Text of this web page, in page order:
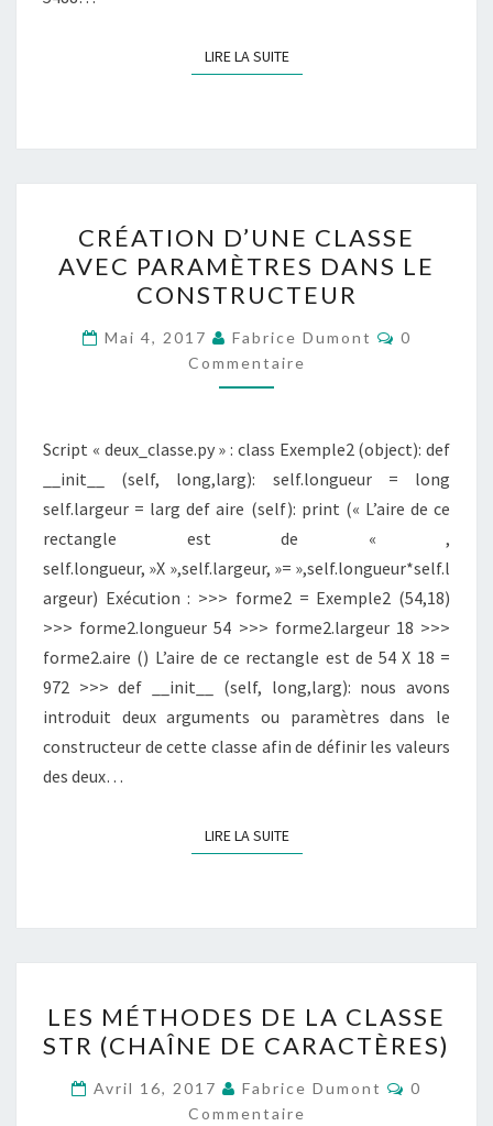
LIRE LA SUITELIRE LA SUITE
D’UNE
CLASSE
AVEC
PARAMÈTRES
DANS
LE
CRÉATION D’UNE CLASSE
AVEC PARAMÈTRES DANS LE
CONSTRUCTEUR
Mai 4, 2017 Fabrice Dumont
0
Commentaire
Script « deux_classe.py » : class Exemple2 (object): def
__init__ (self, long,larg): self.longueur = long
self.largeur = larg def aire (self): print (« L’aire de ce
rectangle est de « ,
self.longueur, »X »,self.largeur, »= »,self.longueur*self.l
argeur) Exécution : >>> forme2 = Exemple2 (54,18)
>>> forme2.longueur 54 >>> forme2.largeur 18 >>>
forme2.aire () L’aire de ce rectangle est de 54 X 18 =
972 >>> def __init__ (self, long,larg): nous avons
introduit deux arguments ou paramètres dans le
constructeur de cette classe afin de définir les valeurs
des deux…
LIRE LA SUITELIRE LA SUITE
MÉTHODES
DE
LA
CLASSE
LES MÉTHODES DE LA CLASSE
STR (CHAÎNE DE CARACTÈRES)
Avril 16, 2017 Fabrice Dumont
0
Commentaire